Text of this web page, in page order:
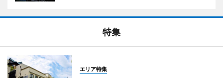
特集
エリア特集